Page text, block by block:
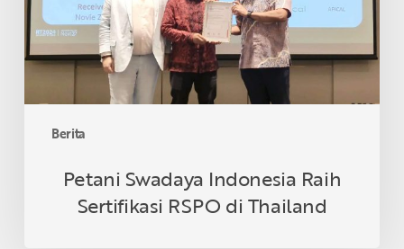
Berita
di
Thailand
Petani Swadaya Indonesia Raih
Sertifikasi RSPO di Thailand